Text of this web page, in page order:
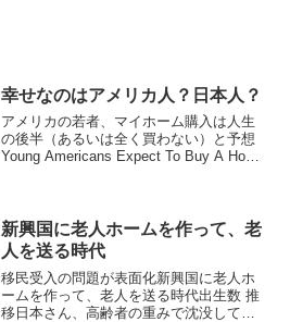
幸せなのはアメリカ人？日本人？
アメリカの若者、マイホーム購入は人生
の後半（あるいは全く買わない）と予想
Young Americans Expect To Buy A Home
新興国に老人ホームを作って、老
人を送る時代
移民受入の問題が表面化新興国に老人ホ
ームを作って、老人を送る時代出生数 推
移日本さん、高齢者の重みで沈没してい